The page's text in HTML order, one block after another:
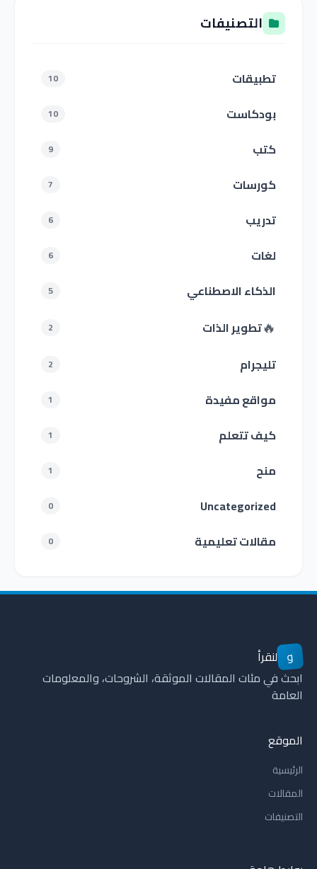
التصنيفات
تطبيقات 10
بودكاست 10
كتب 9
كورسات 7
تدريب 6
لغات 6
الذكاء الاصطناعي 5
🔥تطوير الذات 2
تليجرام 2
مواقع مفيدة 1
كيف تتعلم 1
منح 1
Uncategorized
0
مقالات تعليمية 0
و لنقرأ
ابحث في مئات المقالات الموثقة، الشروحات، والمعلومات
العامة
الموقع
الرئيسية
المقالات
التصنيفات